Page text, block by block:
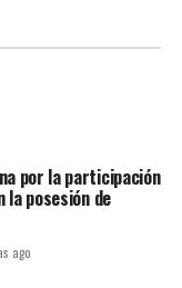
por la participación
la posesión de
ago